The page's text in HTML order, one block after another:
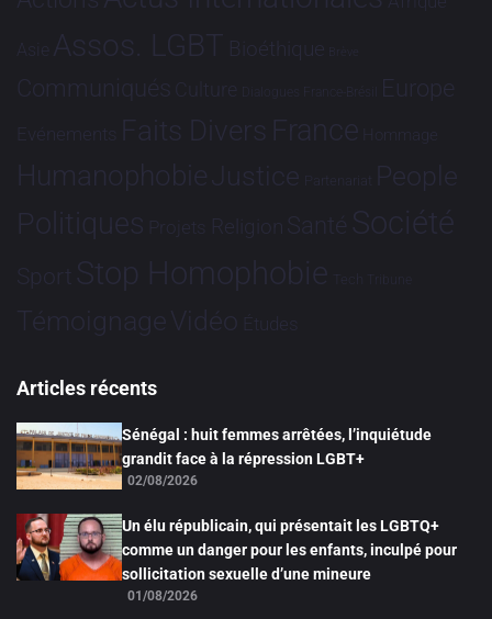
Asie Assos. LGBT Bioéthique Brève
Communiqués Culture Dialogues France-Brésil Europe
Evénements Faits Divers France Hommage
HumanophobieJustice Partenariat People
Politiques Projets Religion Santé Société
Sport Stop Homophobie Tech Tribune
TémoignageVidéo Études
Articles récents
Sénégal : huit femmes arrêtées, l’inquiétude
grandit face à la répression LGBT+
02/08/2026
Un élu républicain, qui présentait les LGBTQ+
comme un danger pour les enfants, inculpé pour
sollicitation sexuelle d’une mineure
01/08/2026